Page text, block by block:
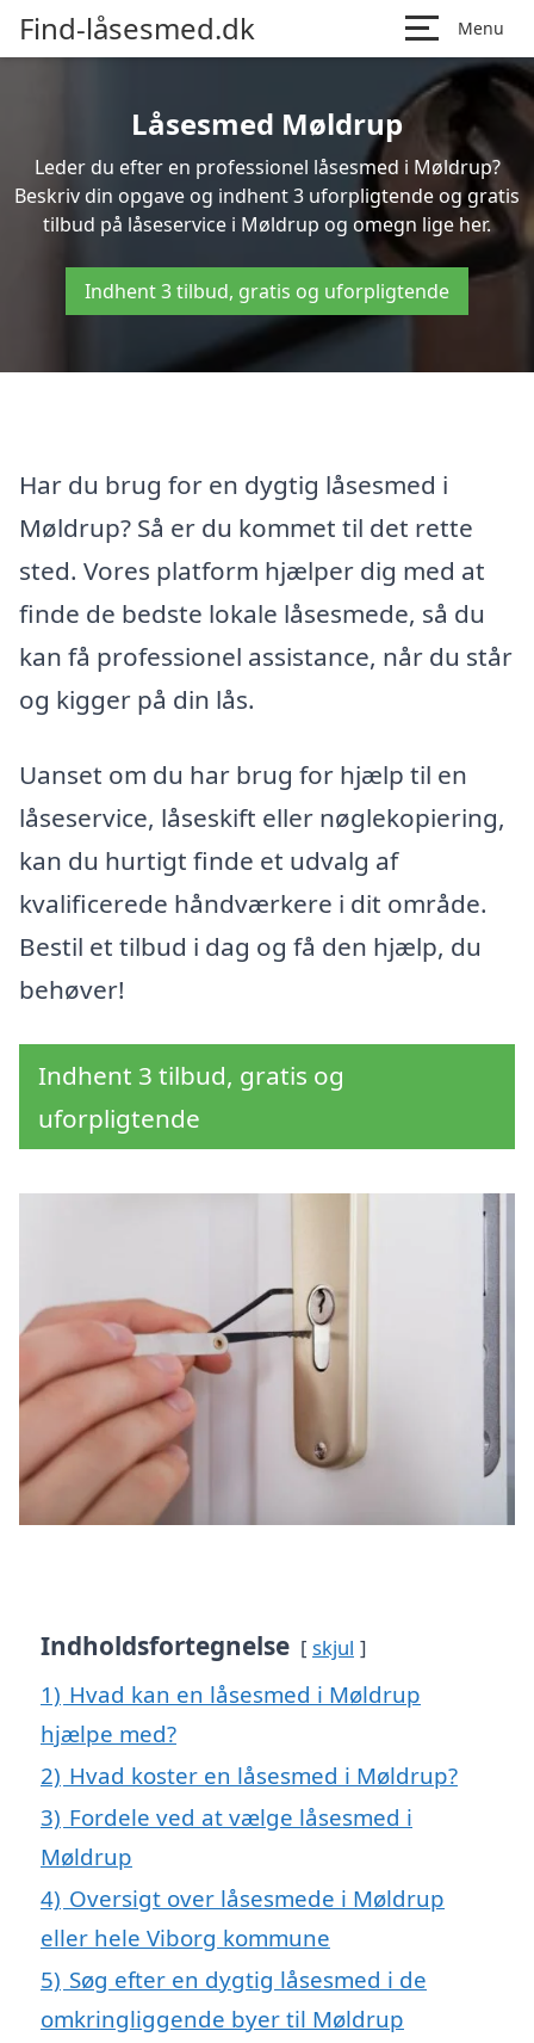
Find-låsesmed.dk Menu
Låsesmed Møldrup
Leder du efter en professionel låsesmed i Møldrup?
Beskriv din opgave og indhent 3 uforpligtende og gratis
tilbud på låseservice i Møldrup og omegn lige her.
Indhent 3 tilbud, gratis og uforpligtende
Har du brug for en dygtig låsesmed i
Møldrup? Så er du kommet til det rette
sted. Vores platform hjælper dig med at
finde de bedste lokale låsesmede, så du
kan få professionel assistance, når du står
og kigger på din lås.
Uanset om du har brug for hjælp til en
låseservice, låseskift eller nøglekopiering,
kan du hurtigt finde et udvalg af
kvalificerede håndværkere i dit område.
Bestil et tilbud i dag og få den hjælp, du
behøver!
Indhent 3 tilbud, gratis og
uforpligtende
Indholdsfortegnelse skjul
1) Hvad kan en låsesmed i Møldrup
hjælpe med?
2) Hvad koster en låsesmed i Møldrup?
3) Fordele ved at vælge låsesmed i
Møldrup
4) Oversigt over låsesmede i Møldrup
eller hele Viborg kommune
5) Søg efter en dygtig låsesmed i de
omkringliggende byer til Møldrup